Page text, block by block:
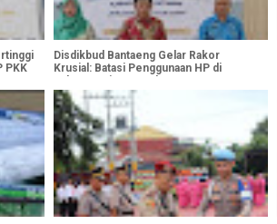
PKK
Disdikbud Bantaeng Gelar Rakor
Krusial: Batasi Penggunaan HP di
Kalangan Siswa SD dan SMP